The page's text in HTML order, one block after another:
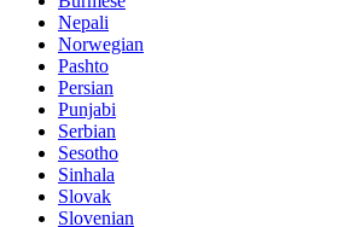
Nepali
Norwegian
Pashto
Persian
Punjabi
Serbian
Sesotho
Sinhala
Slovak
Slovenian